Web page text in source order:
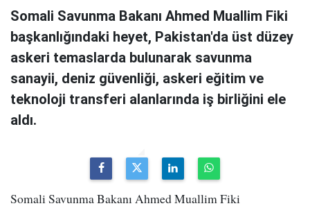
Somali Savunma Bakanı Ahmed Muallim Fiki
başkanlığındaki heyet, Pakistan'da üst düzey
askeri temaslarda bulunarak savunma
sanayii, deniz güvenliği, askeri eğitim ve
teknoloji transferi alanlarında iş birliğini ele
aldı.
Somali Savunma Bakanı Ahmed Muallim Fiki